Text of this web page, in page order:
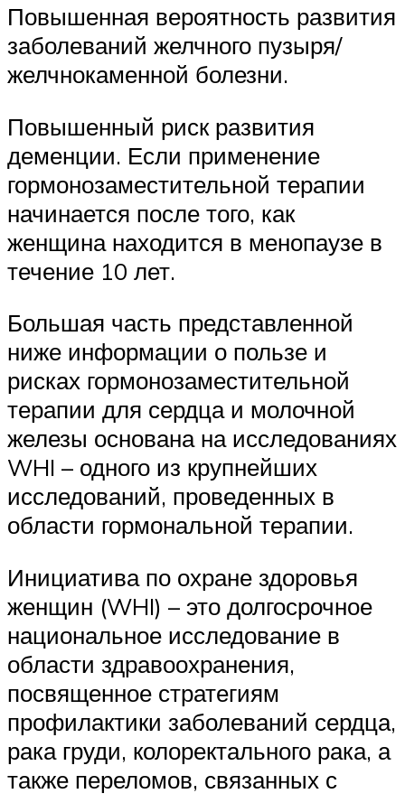
Повышенная вероятность развития
заболеваний желчного пузыря/
желчнокаменной болезни.
Повышенный риск развития
деменции. Если применение
гормонозаместительной терапии
начинается после того, как
женщина находится в менопаузе в
течение 10 лет.
Большая часть представленной
ниже информации о пользе и
рисках гормонозаместительной
терапии для сердца и молочной
железы основана на исследованиях
WHI – одного из крупнейших
исследований, проведенных в
области гормональной терапии.
Инициатива по охране здоровья
женщин (WHI) – это долгосрочное
национальное исследование в
области здравоохранения,
посвященное стратегиям
профилактики заболеваний сердца,
рака груди, колоректального рака, а
также переломов, связанных с